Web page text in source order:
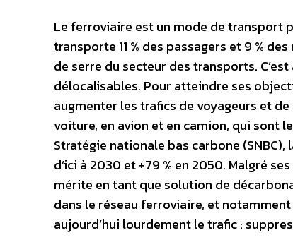
Le ferroviaire est un mode de transport
transporte 11 % des passagers et 9 %
de serre du secteur des transports.
délocalisables. Pour atteindre ses
augmenter les trafics de voyageurs et
voiture, en avion et en camion, qui sont
Stratégie nationale bas carbone
d’ici à 2030 et +79 % en 2050. Malgré
mérite en tant que solution de
dans le réseau ferroviaire, et
aujourd’hui lourdement le trafic :